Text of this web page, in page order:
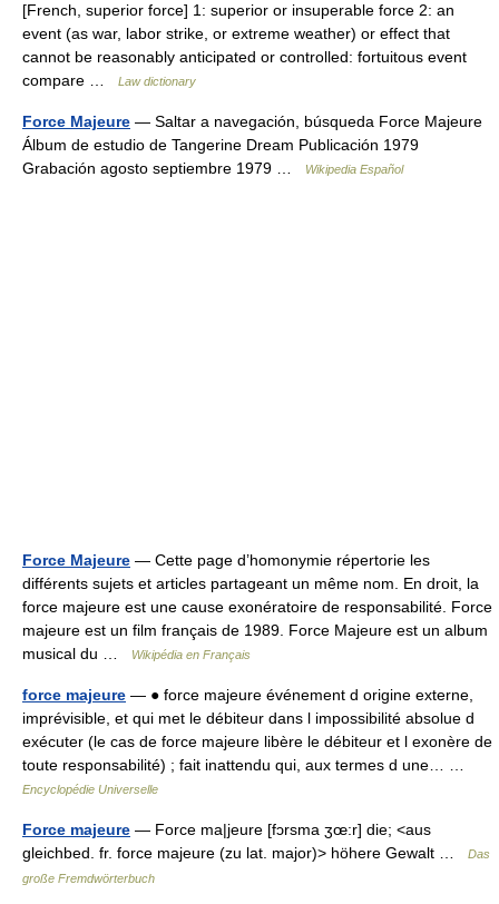
[French, superior force] 1: superior or insuperable force 2: an
event (as war, labor strike, or extreme weather) or effect that
cannot be reasonably anticipated or controlled: fortuitous event
compare …
Law dictionary
Force Majeure — Saltar a navegación, búsqueda Force Majeure
Álbum de estudio de Tangerine Dream Publicación 1979
Grabación agosto septiembre 1979 …
Wikipedia Español
Force Majeure — Cette page d’homonymie répertorie les
différents sujets et articles partageant un même nom. En droit, la
force majeure est une cause exonératoire de responsabilité. Force
majeure est un film français de 1989. Force Majeure est un album
musical du …
Wikipédia en Français
force majeure — ● force majeure événement d origine externe,
imprévisible, et qui met le débiteur dans l impossibilité absolue d
exécuter (le cas de force majeure libère le débiteur et l exonère de
toute responsabilité) ; fait inattendu qui, aux termes d une… …
Encyclopédie Universelle
Force majeure — Force ma|jeure [fɔrsma ʒœ:r] die; <aus
gleichbed. fr. force majeure (zu lat. major)> höhere Gewalt …
Das
große Fremdwörterbuch